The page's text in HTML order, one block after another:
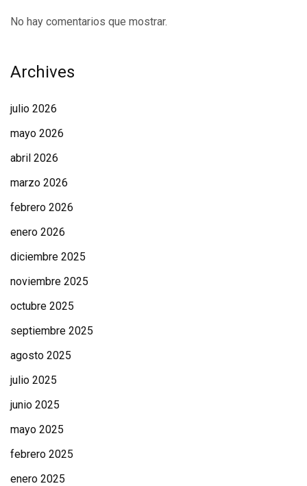
No hay comentarios que mostrar.
Archives
julio 2026
mayo 2026
abril 2026
marzo 2026
febrero 2026
enero 2026
diciembre 2025
noviembre 2025
octubre 2025
septiembre 2025
agosto 2025
julio 2025
junio 2025
mayo 2025
febrero 2025
enero 2025